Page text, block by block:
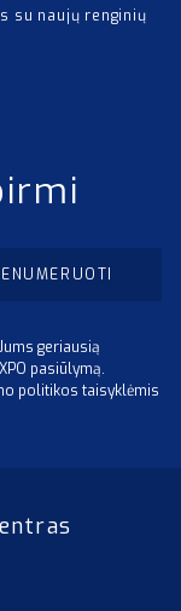
su naujų renginių
geriausią
pasiūlymą.
politikos taisyklėmis